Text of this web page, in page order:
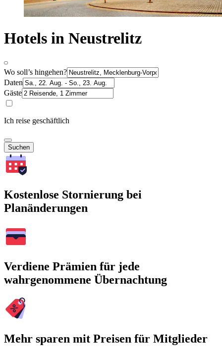
Hotels in Neustrelitz
Wo soll’s hingehen?
Daten
Gäste
Ich reise geschäftlich
Suchen
Kostenlose Stornierung bei
Planänderungen
Verdiene Prämien für jede
wahrgenommene Übernachtung
Mehr sparen mit Preisen für Mitglieder